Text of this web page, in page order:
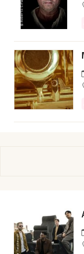
Newsletter des
Actus à Bordeaux
Magazine à
Mon email